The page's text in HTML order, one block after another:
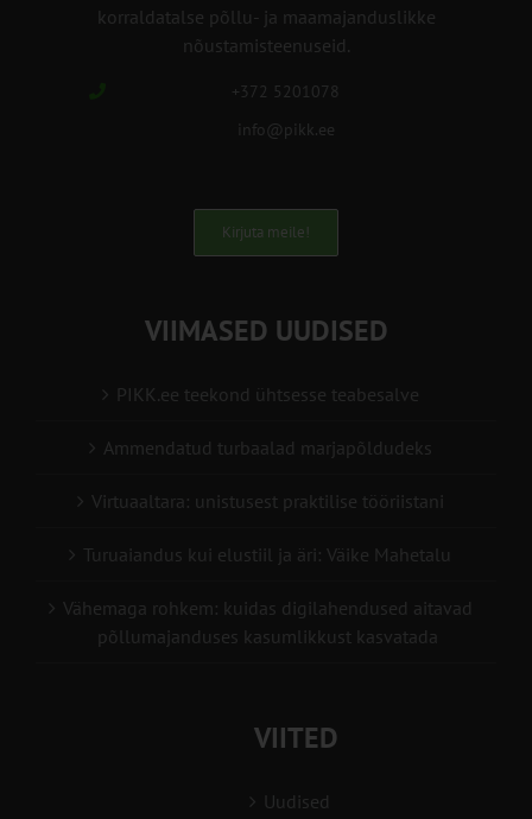
korraldatalse põllu- ja maamajanduslikke
nõustamisteenuseid.
+372 5201078
info@pikk.ee
Kirjuta meile!
VIIMASED UUDISED
PIKK.ee teekond ühtsesse teabesalve
Ammendatud turbaalad marjapõldudeks
Virtuaaltara: unistusest praktilise tööriistani
Turuaiandus kui elustiil ja äri: Väike Mahetalu
Vähemaga rohkem: kuidas digilahendused aitavad
põllumajanduses kasumlikkust kasvatada
VIITED
Uudised